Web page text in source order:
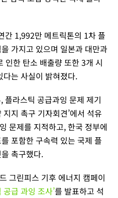
간 1,992만 메트릭톤의 1차 플
가지고 있으며 일본과 대만과
인한 탄소 배출량 또한 3개 시
다는 사실이 밝혀졌다.
플라스틱 공급과잉 문제 제기
지 촉구 기자회견’에서 석유
문제를 지적하고, 한국 정부에
포함한 구속력 있는 국제 플
촉구했다.
그린피스 기후 에너지 캠페이
공급 과잉 조사’를 발표하고 석